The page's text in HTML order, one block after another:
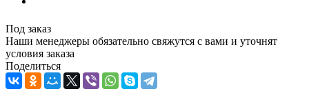
Под заказ
Наши менеджеры обязательно свяжутся с вами и уточнят
условия заказа
Поделиться